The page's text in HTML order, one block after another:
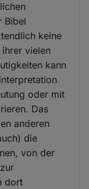
Bibel
keine
vielen
kann
oder mit
Das
anderen
die
von der
dort